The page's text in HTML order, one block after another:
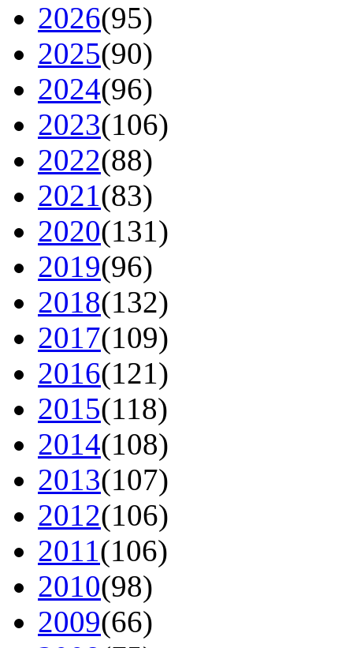
2026(95)
2025(90)
2024(96)
2023(106)
2022(88)
2021(83)
2020(131)
2019(96)
2018(132)
2017(109)
2016(121)
2015(118)
2014(108)
2013(107)
2012(106)
2011(106)
2010(98)
2009(66)